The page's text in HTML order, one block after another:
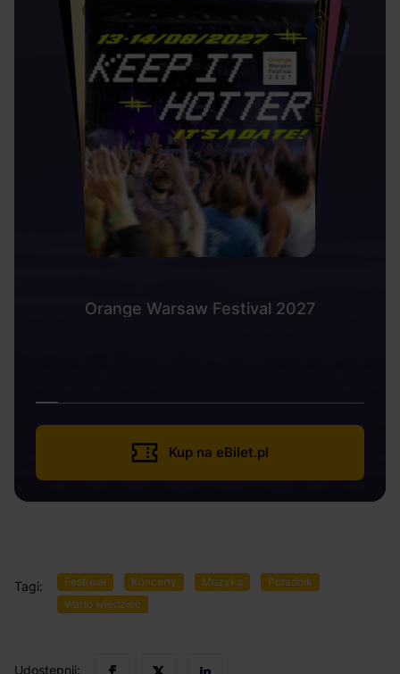
Orange Warsaw Festival 2027
Kup na eBilet.pl
Tagi: Festiwal Koncerty Muzyka
Poradnik
Warto wiedzieć
Udostępnij: